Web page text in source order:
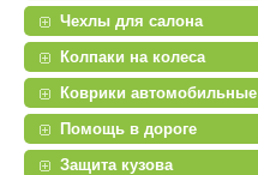
Чехлы для салона
Колпаки на колеса
Коврики автомобильные
Помощь в дороге
Защита кузова